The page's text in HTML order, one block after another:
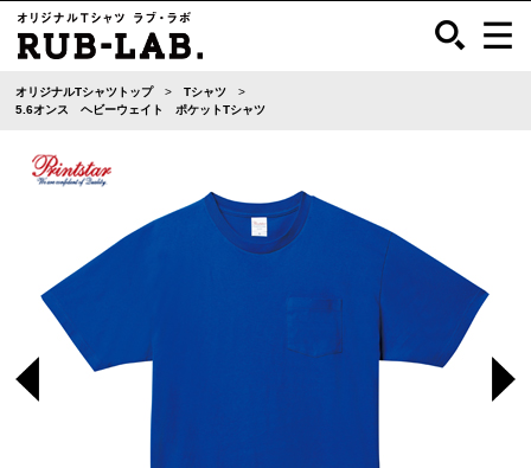
オリジナルTシャツトップ
Tシャツ
5.6オンス ヘビーウェイト ポケットTシャツ